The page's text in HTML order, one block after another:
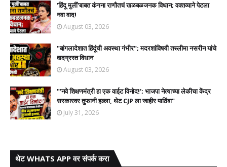
​'हिंदू मुलीं'बाबत कंगना राणौतचं खळबळजनक विधान; वक्तव्याने पेटला
नवा वाद!
August 03, 2026
​"बांगलादेशात हिंदूंची अवस्था गंभीर"; मदरशांविषयी तस्लीमा नसरीन यांचे
वादग्रस्त विधान
August 03, 2026
"'नवे शिक्षणमंत्री हा एक वाईट विनोद!'; भाजपा नेत्याच्या लेकीचा केंद्र
सरकारवर तुफानी हल्ला, थेट CJP ला जाहीर पाठिंबा"
July 31, 2026
थेट WHATS APP वर संपर्क करा